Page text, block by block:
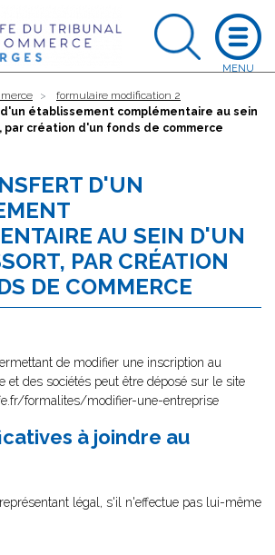
formulaire modification 2
établissement complémentaire au sein
par création d'un fonds de commerce
D'UN
AU SEIN D'UN
PAR CRÉATION
DE COMMERCE
de modifier une inscription au
et des sociétés peut être déposé sur le site
formalites/modifier-une-entreprise
à joindre au
légal, s'il n'effectue pas lui-même